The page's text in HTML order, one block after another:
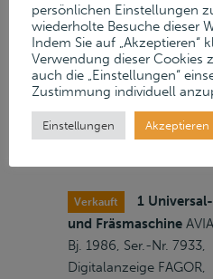
Kühlmittelanlage,
Späneförderer, 12
für Innen-/
Aussenbearbeitung, 10
angetriebene
Posten Backen
Verkauft
1
und Fräsmaschine
Bj. 1986, Ser.-Nr. 7933,
Digitalanzeige FAGOR,
persönlichen Einstellungen
wiederholte Besuche dieser
Indem Sie auf „Akzeptieren“
Verwendung dieser Cookies
auch die „Einstellungen“
Zustimmung individuell
Einstellungen Akzeptieren